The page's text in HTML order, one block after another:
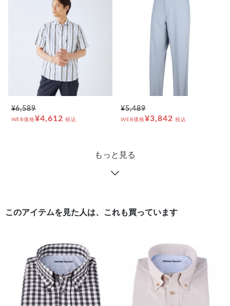
¥6,589
WEB価格¥4,612 税込
¥5,489
WEB価格¥3,842 税込
もっと見る
このアイテムを見た人は、これも買っています